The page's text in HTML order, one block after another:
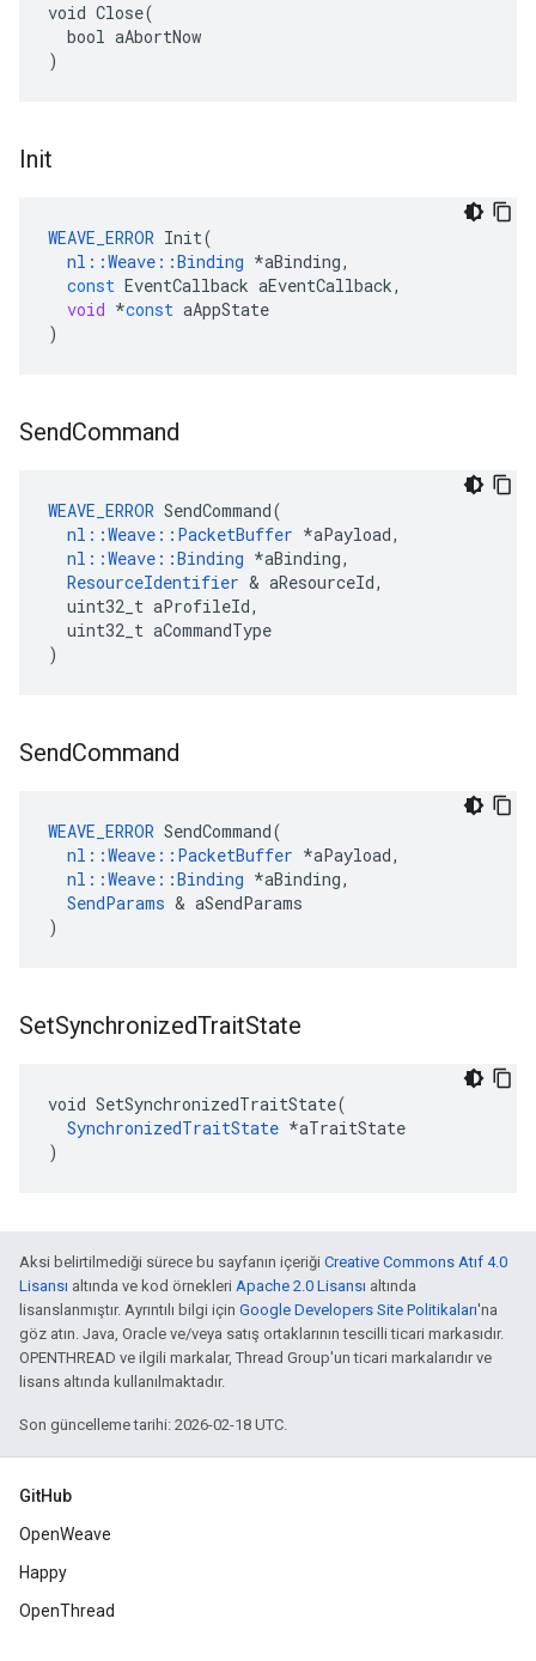
void Close(
  bool aAbortNow
)
Init
WEAVE_ERROR Init(
nl ::Weave ::Binding *aBinding,
const EventCallback aEventCallback,
void *const aAppState
)
SendCommand
WEAVE_ERROR SendCommand(
nl ::Weave :: PacketBuffer *aPayload,
nl ::Weave ::Binding *aBinding,
ResourceIdentifier & aResourceId,
uint32_t aProfileId,
uint32_t aCommandType
)
SendCommand
WEAVE_ERROR SendCommand(
nl ::Weave :: PacketBuffer *aPayload,
nl ::Weave ::Binding *aBinding,
SendParams & aSendParams
)
SetSynchronizedTraitState
void SetSynchronizedTraitState(
SynchronizedTraitState *aTraitState
)
Aksi belirtilmediği sürece bu sayfanın içeriği Creative Commons Atıf 4.0
Lisansı altında ve kod örnekleri Apache 2.0 Lisansı altında
lisanslanmıştır. Ayrıntılı bilgi için Google Developers Site Politikaları'na
göz atın. Java, Oracle ve/veya satış ortaklarının tescilli ticari markasıdır.
OPENTHREAD ve ilgili markalar, Thread Group'un ticari markalarıdır ve
lisans altında kullanılmaktadır.
Son güncelleme tarihi: 2026-02-18 UTC.
GitHub
OpenWeave
Happy
OpenThread